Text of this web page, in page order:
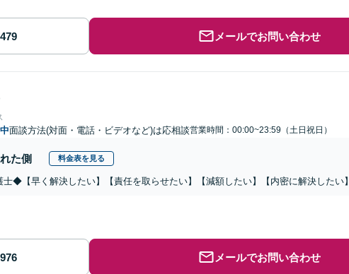
メールでお問い合わせ
面談方法(対面・電話・ビデオなど)は応相談営業時間：00:00~23:59（土日祝日）
た側 料金表を見る
◆【早く解決したい】【責任を取らせたい】【減額したい】【内密に解決したい】
メールでお問い合わせ